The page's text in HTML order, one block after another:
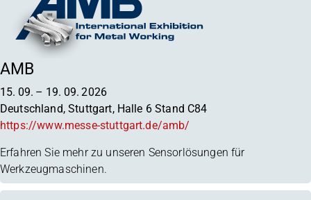
AMB
15. 09. – 19. 09. 2026
Deutschland, Stuttgart, Halle 6 Stand C84
https://www.messe-stuttgart.de/amb/
Erfahren Sie mehr zu unseren Sensorlösungen für
Werkzeugmaschinen.